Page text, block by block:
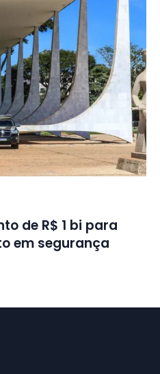
de R$ 1 bi para
em segurança